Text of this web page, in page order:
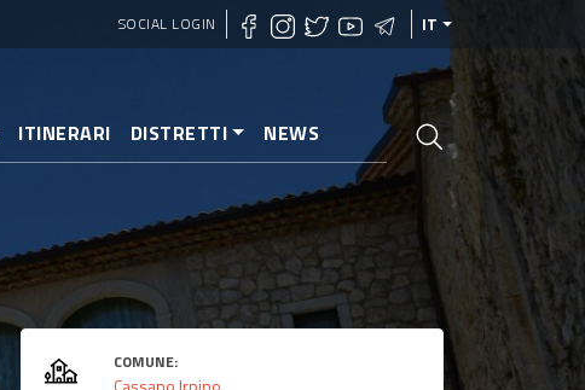
SOCIAL LOGIN IT
ITINERARI DISTRETTI NEWS
COMUNE: